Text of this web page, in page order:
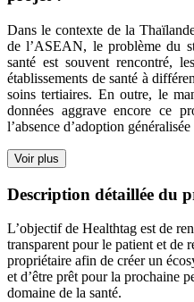
Dans le contexte de la
de l’ASEAN, le problème du
santé est souvent rencontré,
établissements de santé à
soins tertiaires. En outre, le
données aggrave encore ce
l’absence d’adoption généralisée
Voir plus
Description détaillée du
L’objectif de Healthtag est de
transparent pour le patient et de
propriétaire afin de créer un
et d’être prêt pour la prochaine
domaine de la santé.